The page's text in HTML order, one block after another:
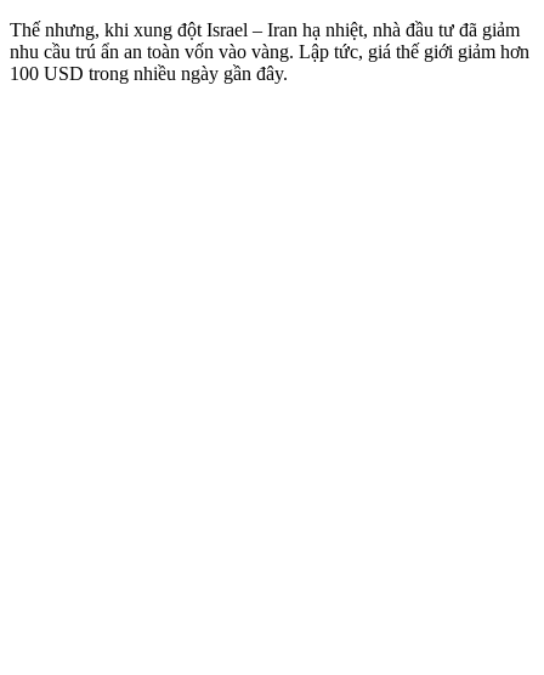
Thế nhưng, khi xung đột Israel – Iran hạ nhiệt, nhà đầu tư đã giảm
nhu cầu trú ẩn an toàn vốn vào vàng. Lập tức, giá thế giới giảm hơn
100 USD trong nhiều ngày gần đây.